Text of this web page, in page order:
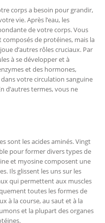
corps a besoin pour grandir,
vie. Après l’eau, les
de votre corps. Vous
de protéines, mais la
d’autres rôles cruciaux. Par
à se développer et à
et des hormones,
votre circulation sanguine
d’autres termes, vous ne
sont les acides aminés. Vingt
pour former divers types de
et myosine composent une
Ils glissent les uns sur les
qui permettent aux muscles
toutes les formes de
à la course, au saut et à la
et la plupart des organes